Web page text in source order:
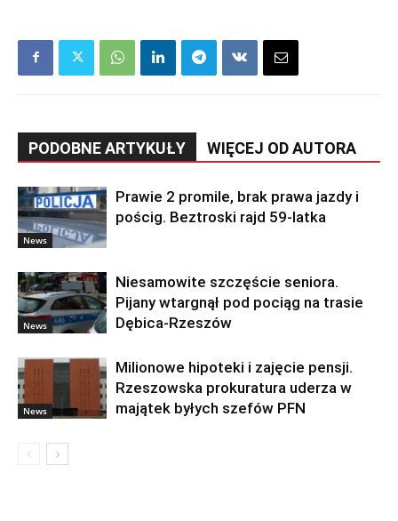
PODOBNE ARTYKUŁY WIĘCEJ OD AUTORA
News
Prawie 2 promile, brak prawa jazdy i
pościg. Beztroski rajd 59-latka
News
Niesamowite szczęście seniora.
Pijany wtargnął pod pociąg na trasie
Dębica-Rzeszów
News
Milionowe hipoteki i zajęcie pensji.
Rzeszowska prokuratura uderza w
majątek byłych szefów PFN